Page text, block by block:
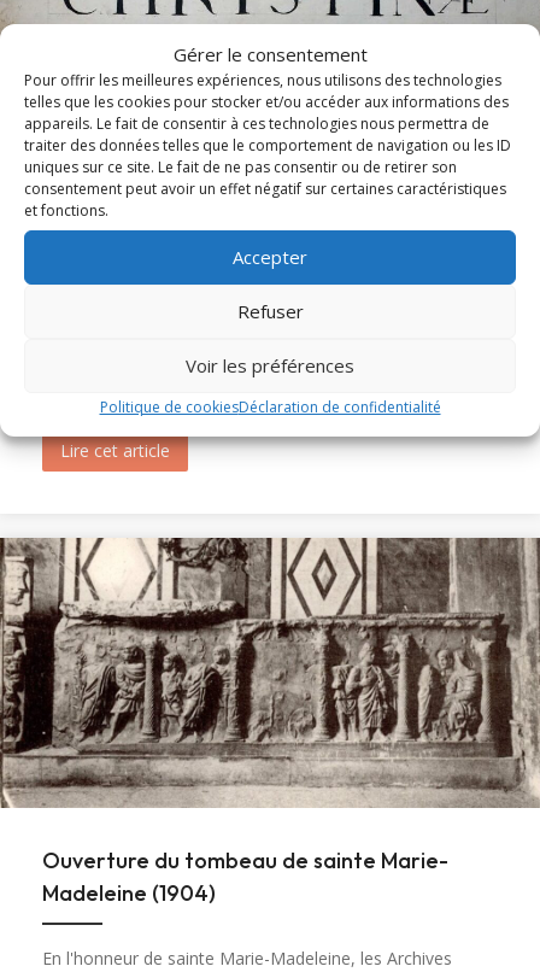
Gérer le consentement
Pour offrir les meilleures expériences, nous utilisons des technologies
telles que les cookies pour stocker et/ou accéder aux informations des
appareils. Le fait de consentir à ces technologies nous permettra de
traiter des données telles que le comportement de navigation ou les ID
uniques sur ce site. Le fait de ne pas consentir ou de retirer son
consentement peut avoir un effet négatif sur certaines caractéristiques
et fonctions.
Accepter
Refuser
Voir les préférences
Politique de cookiesDéclaration de confidentialité
Messe et Vêpres de sainte Christine (1820)
En l'honneur de sainte Christine, les Archives diocésaines
Lire cet articleabout Messe et Vêpres de sainte Christine
Ouverture du tombeau de sainte Marie-
Madeleine (1904)
En l'honneur de sainte Marie-Madeleine, les Archives